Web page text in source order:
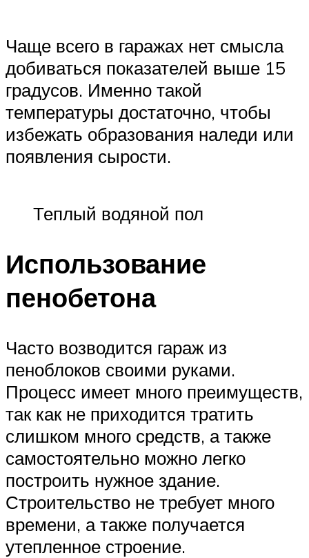
Чаще всего в гаражах нет смысла
добиваться показателей выше 15
градусов. Именно такой
температуры достаточно, чтобы
избежать образования наледи или
появления сырости.
Теплый водяной пол
Использование
пенобетона
Часто возводится гараж из
пеноблоков своими руками.
Процесс имеет много преимуществ,
так как не приходится тратить
слишком много средств, а также
самостоятельно можно легко
построить нужное здание.
Строительство не требует много
времени, а также получается
утепленное строение.